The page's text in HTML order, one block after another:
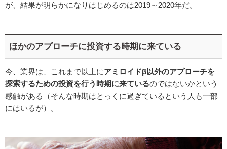
が、結果が明らかになりはじめるのは2019～2020年だ。
ほかのアプローチに投資する時期に来ている
今、業界は、これまで以上にアミロイドβ以外のアプローチを
探索するための投資を行う時期に来ているのではないかという
感触がある（そんな時期はとっくに過ぎているという人も一部
にはいるが）。